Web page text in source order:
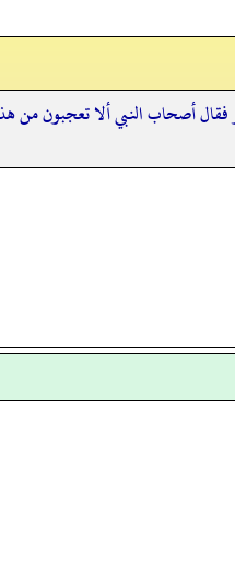
أصحاب النبي ألا تعجبون من